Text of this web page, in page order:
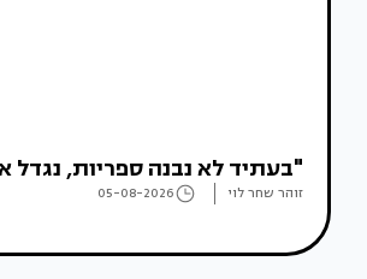
"בעתיד לא נבנה ספריות, נגדל
זוהר שחר לוי 05-08-2026